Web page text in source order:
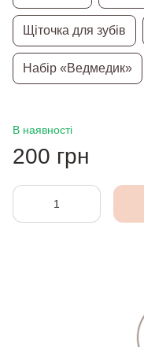
Щіточка для зубів
Набір «Ведмедик»
В наявності
200 грн